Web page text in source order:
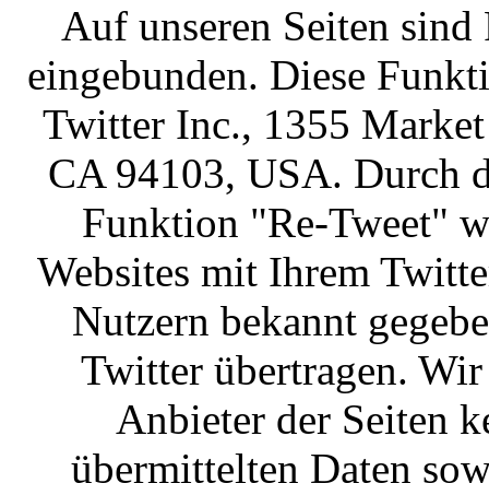
Auf unseren Seiten
eingebunden. Diese
Twitter Inc., 1355
CA 94103, USA. Durch
Funktion "Re-Tweet"
Websites mit Ihrem
Nutzern bekannt
Twitter übertragen.
Anbieter der Seiten
übermittelten Daten